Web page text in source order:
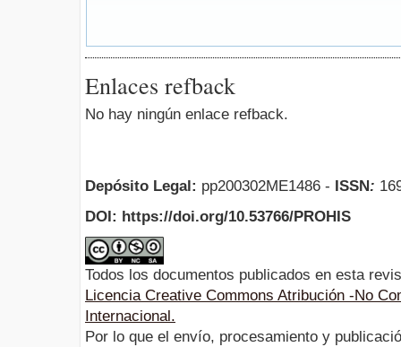
Enlaces refback
No hay ningún enlace refback.
Depósito Legal: pp200302ME1486 - ISSN:
DOI: https://doi.org/10.53766/PROHIS
Todos los documentos publicados en esta
Licencia Creative Commons Atribución -No
Internacional.
Por lo que el envío, procesamiento y